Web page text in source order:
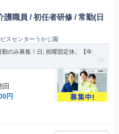
職員 / 初任者研修 / 常勤(日
スセンターうかじ園
のみ募集！日; 祝曜固定休。【年
田
円